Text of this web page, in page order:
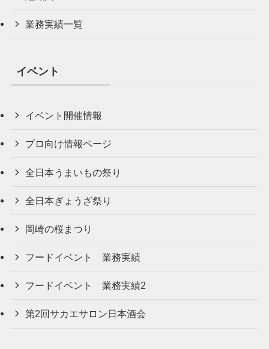
業務実績一覧
イベント
イベント開催情報
プロ向け情報ページ
全日本うまいもの祭り
全日本ぎょうざ祭り
岡崎の桜まつり
フードイベント 業務実績
フードイベント 業務実績2
第2回サカエサロン日本酒会